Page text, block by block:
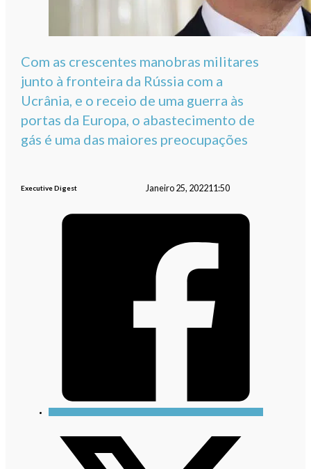
Com as crescentes manobras militares
junto à fronteira da Rússia com a
Ucrânia, e o receio de uma guerra às
portas da Europa, o abastecimento de
gás é uma das maiores preocupações
Executive Digest Janeiro 25, 202211:50